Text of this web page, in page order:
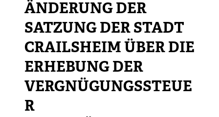
ÄNDERUNG DER
SATZUNG DER STADT
CRAILSHEIM ÜBER DIE
ERHEBUNG DER
VERGNÜGUNGSSTEUE
R